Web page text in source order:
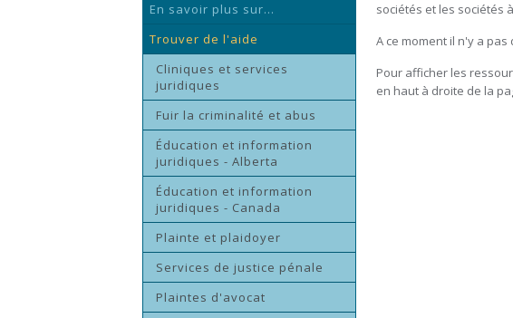
En savoir plus sur...
Trouver de l'aide
Cliniques et services
juridiques
Fuir la criminalité et abus
Éducation et information
juridiques - Alberta
Éducation et information
juridiques - Canada
Plainte et plaidoyer
Services de justice pénale
Plaintes d'avocat
sociétés et les sociétés
A ce moment il n'y a
Pour afficher les
en haut à droite de la